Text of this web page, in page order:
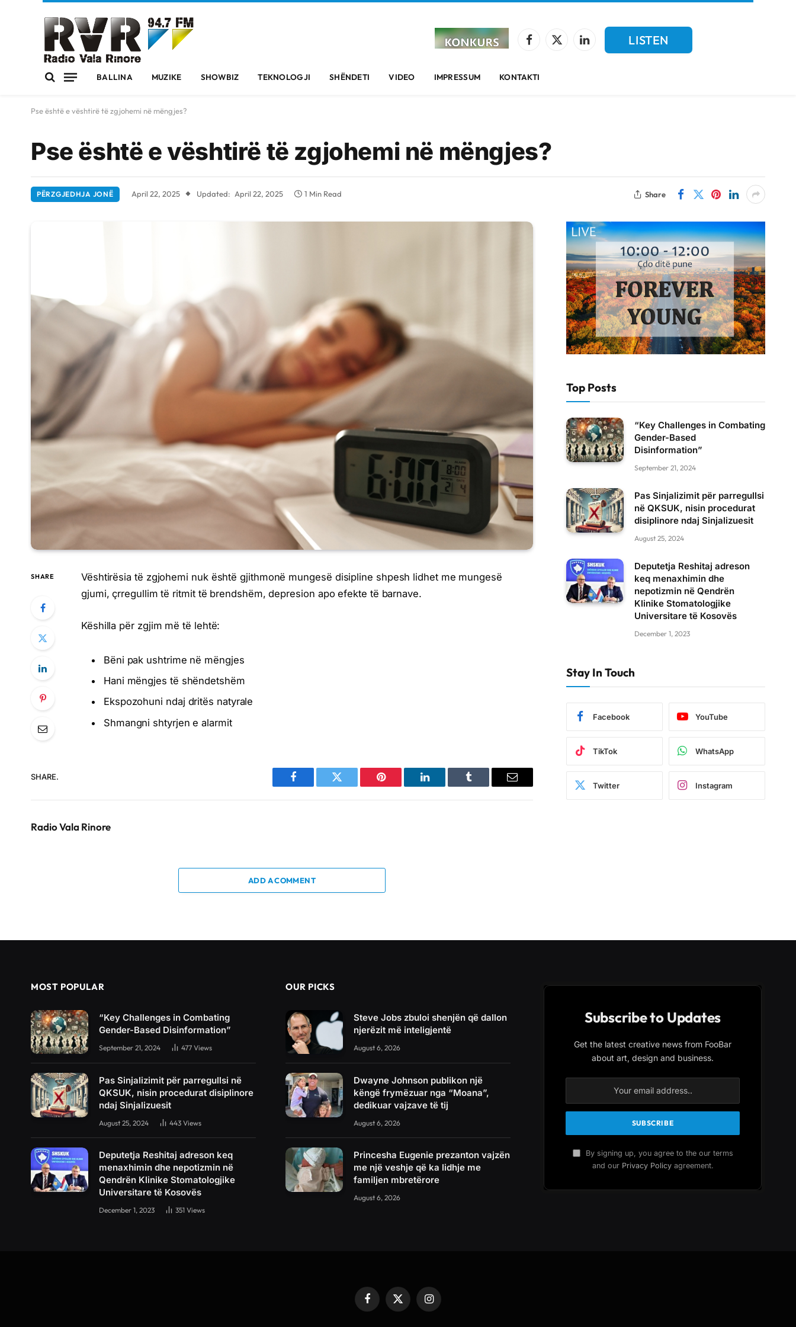
Facebook
X
LinkedIn
LISTEN
BALLINA MUZIKE SHOWBIZ TEKNOLOGJI SHËNDETI VIDEO IMPRESSUM KONTAKTI
Pse është e vështirë të zgjohemi në mëngjes?
Pse është e vështirë të zgjohemi në mëngjes?
PËRZGJEDHJA JONË April 22, 2025 Updated: April 22, 2025 1 Min Read Share
SHARE
Vështirësia të zgjohemi nuk është gjithmonë mungesë disipline shpesh lidhet me mungesë
gjumi, çrregullim të ritmit të brendshëm, depresion apo efekte të barnave.
Këshilla për zgjim më të lehtë:
Bëni pak ushtrime në mëngjes
Hani mëngjes të shëndetshëm
Ekspozohuni ndaj dritës natyrale
Shmangni shtyrjen e alarmit
SHARE.
Facebook Twitter Pinterest LinkedIn Tumblr Email
Radio Vala Rinore
ADD A COMMENT
Top Posts
“Key Challenges in Combating
Gender-Based
Disinformation”
September 21, 2024
Pas Sinjalizimit për parregullsi
në QKSUK, nisin procedurat
disiplinore ndaj Sinjalizuesit
August 25, 2024
Deputetja Reshitaj adreson
keq menaxhimin dhe
nepotizmin në Qendrën
Klinike Stomatologjike
Universitare të Kosovës
December 1, 2023
Stay In Touch
Facebook YouTube
TikTok WhatsApp
Twitter Instagram
MOST POPULAR
“Key Challenges in Combating
Gender-Based Disinformation”
September 21, 2024 477 Views
Pas Sinjalizimit për parregullsi në
QKSUK, nisin procedurat disiplinore
ndaj Sinjalizuesit
August 25, 2024 443 Views
Deputetja Reshitaj adreson keq
menaxhimin dhe nepotizmin në
Qendrën Klinike Stomatologjike
Universitare të Kosovës
December 1, 2023 351 Views
OUR PICKS
Steve Jobs zbuloi shenjën që dallon
njerëzit më inteligjentë
August 6, 2026
Dwayne Johnson publikon një
këngë frymëzuar nga “Moana”,
dedikuar vajzave të tij
August 6, 2026
Princesha Eugenie prezanton vajzën
me një veshje që ka lidhje me
familjen mbretërore
August 6, 2026
Subscribe to Updates
Get the latest creative news from FooBar
about art, design and business.
By signing up, you agree to the our terms
and our Privacy Policyagreement.
Facebook
X
Instagram